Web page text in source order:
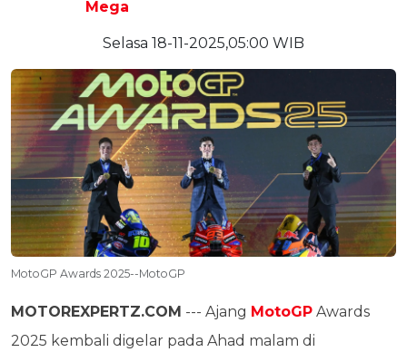
Mega
Selasa 18-11-2025,05:00 WIB
MotoGP Awards 2025--MotoGP
MOTOREXPERTZ.COM --- Ajang MotoGP Awards
2025 kembali digelar pada Ahad malam di